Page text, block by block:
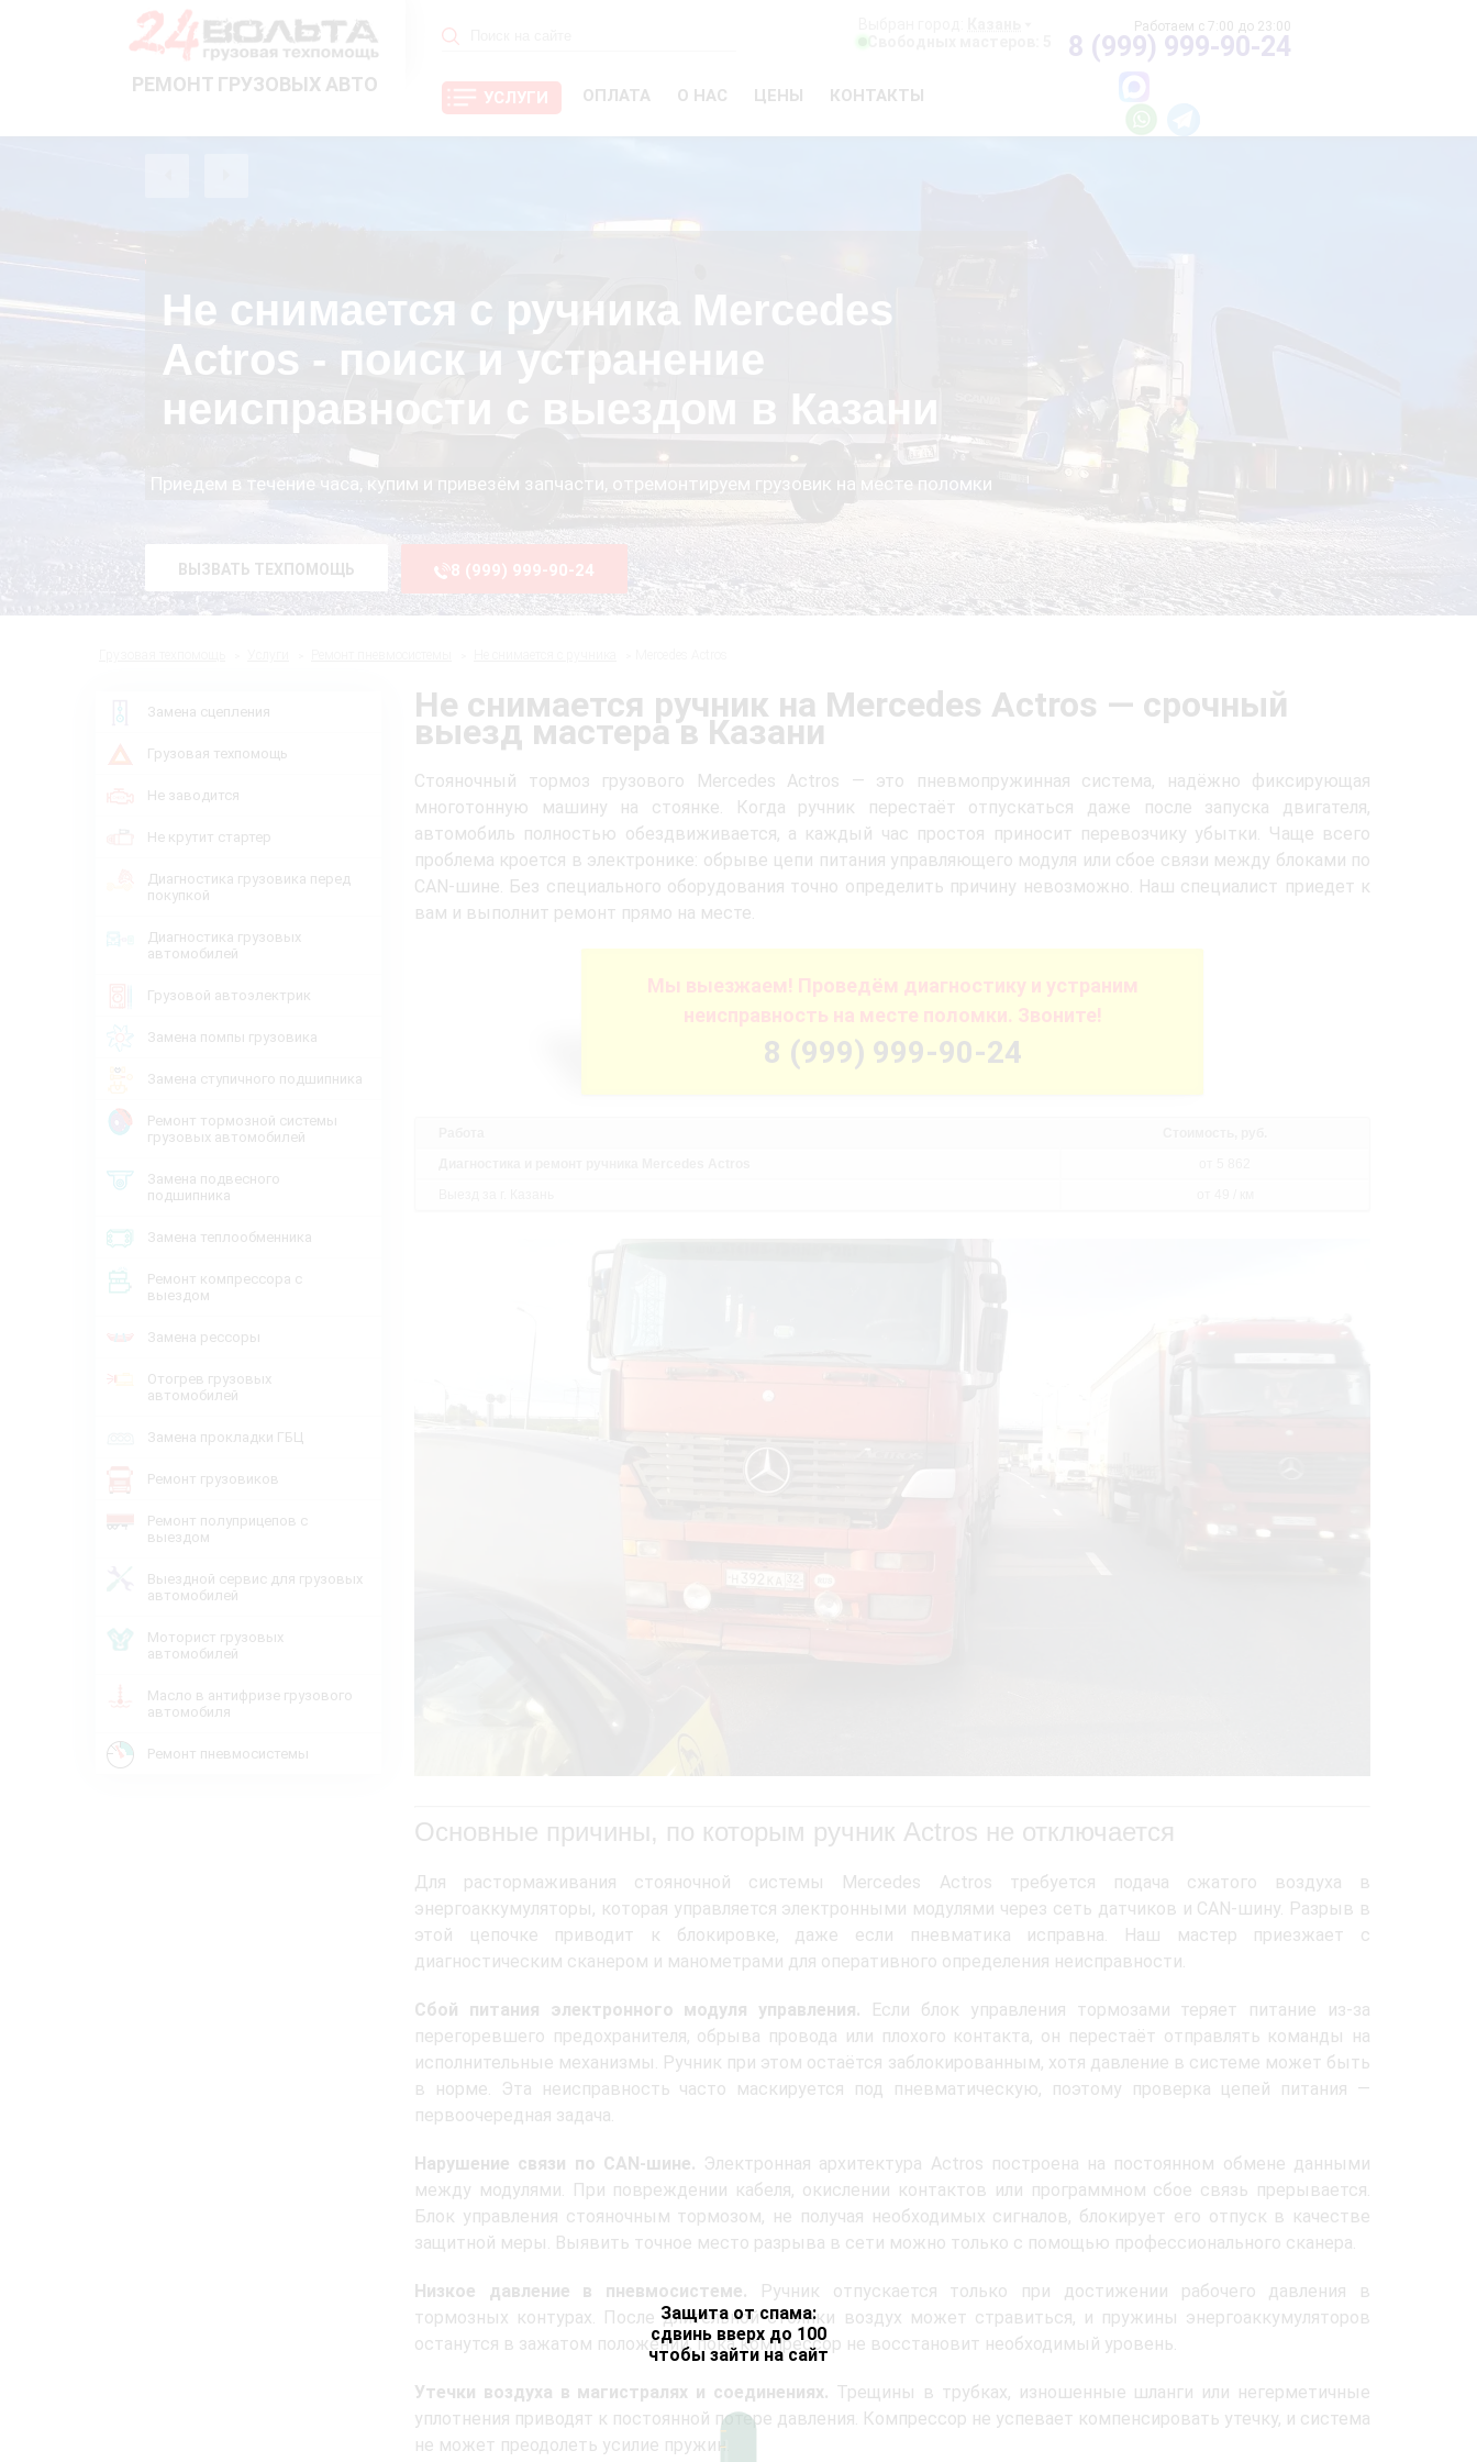
Защита от спама:
сдвинь вверх до 100
чтобы зайти на сайт
РЕМОНТ ГРУЗОВЫХ АВТО
УСЛУГИ ОПЛАТА О НАС ЦЕНЫ КОНТАКТЫ
8 (999) 999-90-24
Не снимается с ручника Mercedes
Actros - поиск и устранение
неисправности с выездом в Казани
Приедем в течение часа, купим и привезём запчасти, отремонтируем грузовик на месте поломки
ВЫЗВАТЬ ТЕХПОМОЩЬ 8 (999) 999-90-24
Замена сцепления
Грузовая техпомощь
Не заводится
Не крутит стартер
Диагностика грузовика перед
покупкой
Диагностика грузовых
автомобилей
Грузовой автоэлектрик
Замена помпы грузовика
Замена ступичного подшипника
Ремонт тормозной системы
грузовых автомобилей
Замена подвесного
подшипника
Замена теплообменника
Ремонт компрессора с
выездом
Замена рессоры
Отогрев грузовых
автомобилей
Замена прокладки ГБЦ
Ремонт грузовиков
Ремонт полуприцепов с
выездом
Выездной сервис для грузовых
автомобилей
Моторист грузовых
автомобилей
Масло в антифризе грузового
автомобиля
Ремонт пневмосистемы
Не снимается ручник на Mercedes Actros — срочный
выезд мастера в Казани
Стояночный тормоз грузового Mercedes Actros — это пневмопружинная система, надёжно фиксирующая
многотонную машину на стоянке. Когда ручник перестаёт отпускаться даже после запуска двигателя,
автомобиль полностью обездвиживается, а каждый час простоя приносит перевозчику убытки. Чаще всего
проблема кроется в электронике: обрыве цепи питания управляющего модуля или сбое связи между блоками по
CAN-шине. Без специального оборудования точно определить причину невозможно. Наш специалист приедет к
вам и выполнит ремонт прямо на месте.
Мы выезжаем! Проведём диагностику и устраним
неисправность на месте поломки. Звоните!
8 (999) 999-90-24
Основные причины, по которым ручник Actros не отключается
Для растормаживания стояночной системы Mercedes Actros требуется подача сжатого воздуха в
энергоаккумуляторы, которая управляется электронными модулями через сеть датчиков и CAN-шину. Разрыв в
этой цепочке приводит к блокировке, даже если пневматика исправна. Наш мастер приезжает с
диагностическим сканером и манометрами для оперативного определения неисправности.
Сбой питания электронного модуля управления. Если блок управления тормозами теряет питание из-за
перегоревшего предохранителя, обрыва провода или плохого контакта, он перестаёт отправлять команды на
исполнительные механизмы. Ручник при этом остаётся заблокированным, хотя давление в системе может быть
в норме. Эта неисправность часто маскируется под пневматическую, поэтому проверка цепей питания —
первоочередная задача.
Нарушение связи по CAN-шине. Электронная архитектура Actros построена на постоянном обмене данными
между модулями. При повреждении кабеля, окислении контактов или программном сбое связь прерывается.
Блок управления стояночным тормозом, не получая необходимых сигналов, блокирует его отпуск в качестве
защитной меры. Выявить точное место разрыва в сети можно только с помощью профессионального сканера.
Низкое давление в пневмосистеме. Ручник отпускается только при достижении рабочего давления в
тормозных контурах. После длительной стоянки воздух может стравиться, и пружины энергоаккумуляторов
останутся в зажатом положении, пока компрессор не восстановит необходимый уровень.
Утечки воздуха в магистралях и соединениях. Трещины в трубках, изношенные шланги или негерметичные
уплотнения приводят к постоянной потере давления. Компрессор не успевает компенсировать утечку, и система
не может преодолеть усилие пружин.